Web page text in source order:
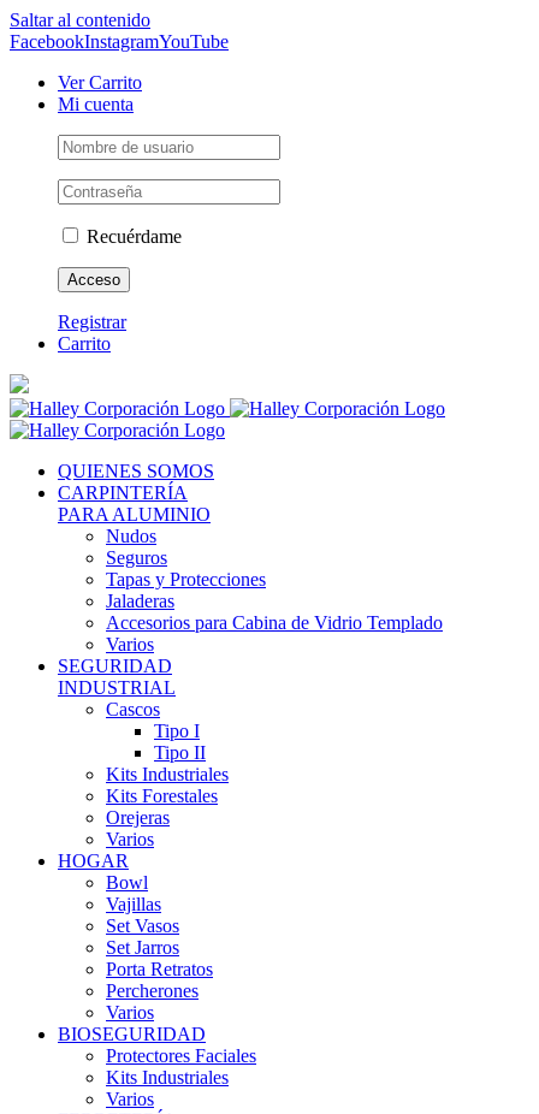
Saltar al contenido
FacebookInstagramYouTube
Ver Carrito
Mi cuenta
Recuérdame
Registrar
Carrito
QUIENES SOMOS
CARPINTERÍA
PARA ALUMINIO
Nudos
Seguros
Tapas y Protecciones
Jaladeras
Accesorios para Cabina de Vidrio Templado
Varios
SEGURIDAD
INDUSTRIAL
Cascos
Tipo I
Tipo II
Kits Industriales
Kits Forestales
Orejeras
Varios
HOGAR
Bowl
Vajillas
Set Vasos
Set Jarros
Porta Retratos
Percherones
Varios
BIOSEGURIDAD
Protectores Faciales
Kits Industriales
Varios